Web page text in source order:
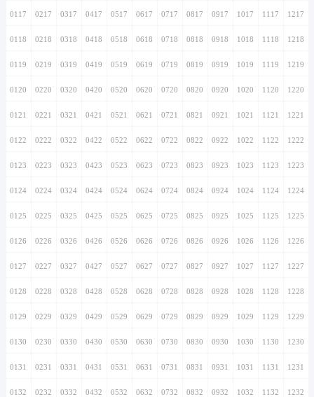
0117 0217 0317 0417 0517 0617 0717 0817 0917 1017 1117 1217
0118 0218 0318 0418 0518 0618 0718 0818 0918 1018 1118 1218
0119 0219 0319 0419 0519 0619 0719 0819 0919 1019 1119 1219
0120 0220 0320 0420 0520 0620 0720 0820 0920 1020 1120 1220
0121 0221 0321 0421 0521 0621 0721 0821 0921 1021 1121 1221
0122 0222 0322 0422 0522 0622 0722 0822 0922 1022 1122 1222
0123 0223 0323 0423 0523 0623 0723 0823 0923 1023 1123 1223
0124 0224 0324 0424 0524 0624 0724 0824 0924 1024 1124 1224
0125 0225 0325 0425 0525 0625 0725 0825 0925 1025 1125 1225
0126 0226 0326 0426 0526 0626 0726 0826 0926 1026 1126 1226
0127 0227 0327 0427 0527 0627 0727 0827 0927 1027 1127 1227
0128 0228 0328 0428 0528 0628 0728 0828 0928 1028 1128 1228
0129 0229 0329 0429 0529 0629 0729 0829 0929 1029 1129 1229
0130 0230 0330 0430 0530 0630 0730 0830 0930 1030 1130 1230
0131 0231 0331 0431 0531 0631 0731 0831 0931 1031 1131 1231
0132 0232 0332 0432 0532 0632 0732 0832 0932 1032 1132 1232